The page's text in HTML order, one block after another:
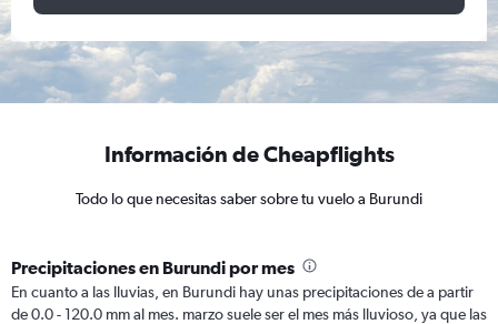
Información de Cheapflights
Todo lo que necesitas saber sobre tu vuelo a Burundi
Precipitaciones en Burundi por mes
En cuanto a las lluvias, en Burundi hay unas precipitaciones de a partir
de 0.0 - 120.0 mm al mes. marzo suele ser el mes más lluvioso, ya que las